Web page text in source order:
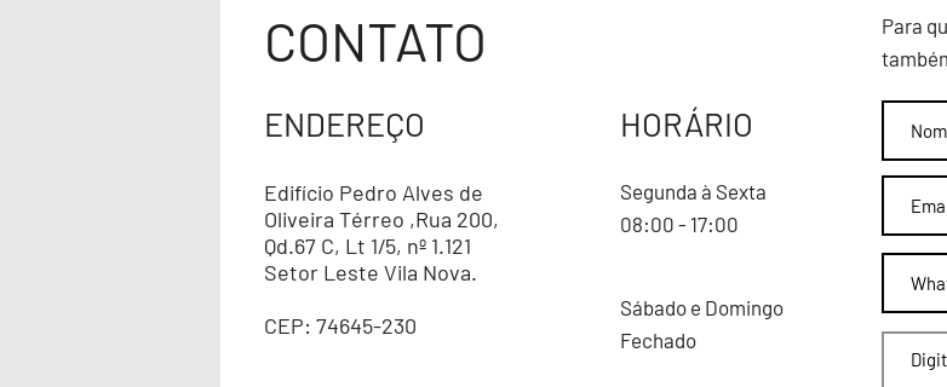
CONTATO
ENDEREÇO
Edifício Pedro Alves de
Oliveira Térreo ,Rua 200,
Qd.67 C, Lt 1/5, nº 1.121
Setor Leste Vila Nova.
CEP: 74645-230
HORÁRIO
Segunda à Sexta
08:00 - 17:00
Sábado e Domingo
Fechado
Para